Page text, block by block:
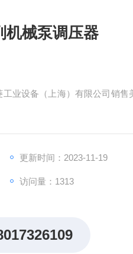
机械泵调压器
业设备（上海）有限公司销售
更新时间：2023-11-19
访问量：1313